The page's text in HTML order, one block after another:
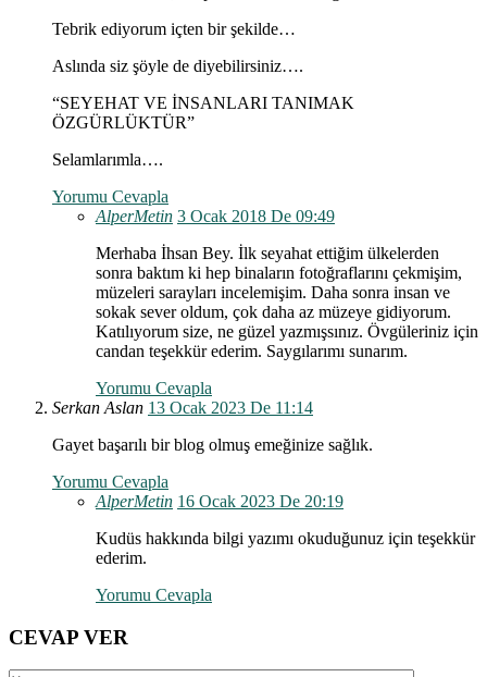
Tebrik ediyorum içten bir şekilde…
Aslında siz şöyle de diyebilirsiniz….
“SEYEHAT VE İNSANLARI TANIMAK
ÖZGÜRLÜKTÜR”
Selamlarımla….
Yorumu Cevapla
AlperMetin 3 Ocak 2018 De 09:49
Merhaba İhsan Bey. İlk seyahat ettiğim ülkelerden
sonra baktım ki hep binaların fotoğraflarını çekmişim,
müzeleri sarayları incelemişim. Daha sonra insan ve
sokak sever oldum, çok daha az müzeye gidiyorum.
Katılıyorum size, ne güzel yazmışsınız. Övgüleriniz için
candan teşekkür ederim. Saygılarımı sunarım.
Yorumu Cevapla
Serkan Aslan 13 Ocak 2023 De 11:14
Gayet başarılı bir blog olmuş emeğinize sağlık.
Yorumu Cevapla
AlperMetin 16 Ocak 2023 De 20:19
Kudüs hakkında bilgi yazımı okuduğunuz için teşekkür
ederim.
Yorumu Cevapla
CEVAP VER